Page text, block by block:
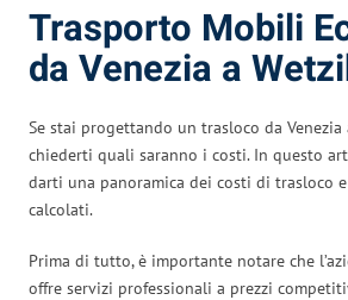
Trasporto Mobili
da Venezia a
Se stai progettando un trasloco da
chiederti quali saranno i costi. In questo
darti una panoramica dei costi di trasloco
calcolati.
Prima di tutto, è importante notare che
offre servizi professionali a prezzi